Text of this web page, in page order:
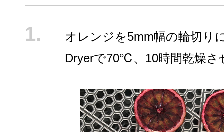
オレンジを5mm幅の輪切り
Dryerで70℃、10時間乾燥さ